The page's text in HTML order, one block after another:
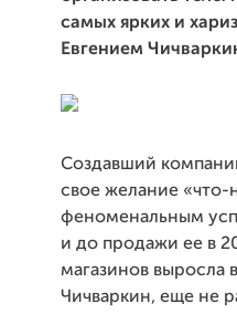
самых ярких и
Евгением
Создавший
свое желание «что-
феноменальным
и до продажи ее в
магазинов выросла
Чичваркин, еще не